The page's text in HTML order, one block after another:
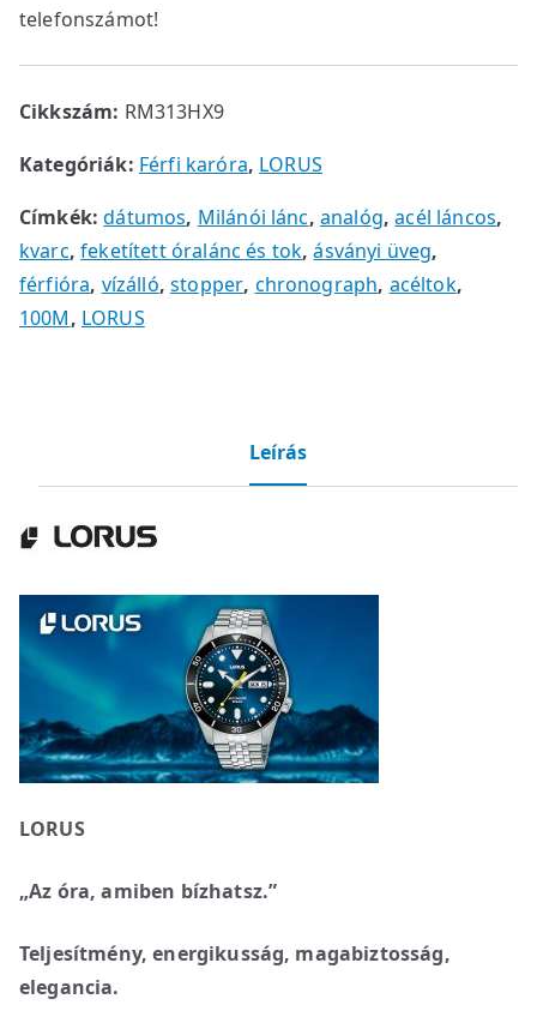
telefonszámot!
Cikkszám: RM313HX9
Kategóriák: Férfi karóra, LORUS
Címkék:dátumos, Milánói lánc, analóg,acél láncos,
kvarc,feketített óralánc és tok,ásványi üveg,
férfióra, vízálló,stopper, chronograph, acéltok,
100M, LORUS
Leírás
LORUS
„Az óra, amiben bízhatsz.”
Teljesítmény, energikusság, magabiztosság,
elegancia.